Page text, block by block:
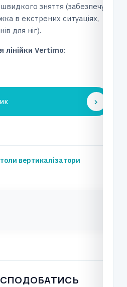
зняття (забезпечує
в екстрених ситуаціях,
для ніг).
лінійки Vertimo:
вертикалізатори